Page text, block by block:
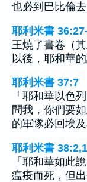
也必到巴比倫
耶利米書
王燒了書卷（
以後，耶和華
耶利米書 37:7
「耶和華以色
問我，你們要
的軍隊必回埃及
耶利米書
「耶和華如此
瘟疫而死，但